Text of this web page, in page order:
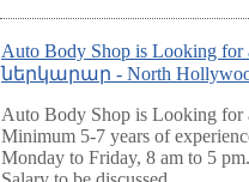
Auto Body Shop is
ներկարար - North
Auto Body Shop is Looking for
Minimum 5-7 years of
Monday to Friday, 8 am to 5 pm.